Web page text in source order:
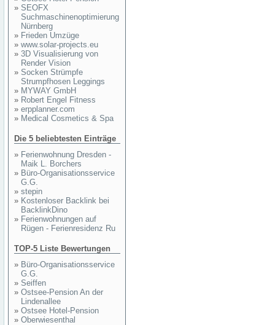
» SEOFX
Suchmaschinenoptimierung
Nürnberg
» Frieden Umzüge
» www.solar-projects.eu
» 3D Visualisierung von
Render Vision
» Socken Strümpfe
Strumpfhosen Leggings
» MYWAY GmbH
» Robert Engel Fitness
» erpplanner.com
» Medical Cosmetics & Spa
Die 5 beliebtesten Einträge
» Ferienwohnung Dresden -
Maik L. Borchers
» Büro-Organisationsservice
G.G.
» stepin
» Kostenloser Backlink bei
BacklinkDino
» Ferienwohnungen auf
Rügen - Ferienresidenz Ru
TOP-5 Liste Bewertungen
» Büro-Organisationsservice
G.G.
» Seiffen
» Ostsee-Pension An der
Lindenallee
» Ostsee Hotel-Pension
» Oberwiesenthal